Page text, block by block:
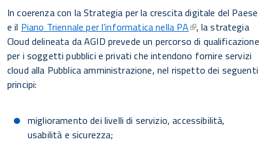
In coerenza con la Strategia per la crescita digitale del Paese
e il Piano Triennale per l’informatica nella PA , la strategia
Cloud delineata da AGID prevede un percorso di qualificazione
per i soggetti pubblici e privati che intendono fornire servizi
cloud alla Pubblica amministrazione, nel rispetto dei seguenti
principi:
miglioramento dei livelli di servizio, accessibilità,
usabilità e sicurezza;